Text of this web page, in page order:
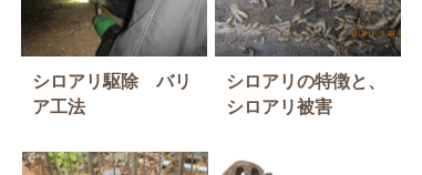
シロアリ駆除 バリ
ア工法
シロアリの特徴と、
シロアリ被害